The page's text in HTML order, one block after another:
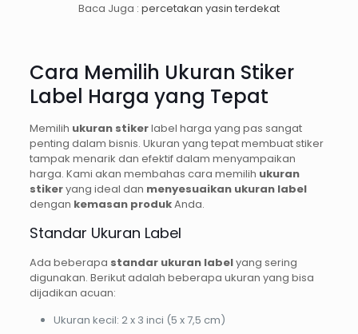
Baca Juga : percetakan yasin terdekat
Cara Memilih Ukuran Stiker
Label Harga yang Tepat
Memilih ukuran stikerlabel harga yang pas sangat
penting dalam bisnis. Ukuran yang tepat membuat stiker
tampak menarik dan efektif dalam menyampaikan
harga. Kami akan membahas cara memilih ukuran
stikeryang ideal dan menyesuaikan ukuran label
dengan kemasan produkAnda.
Standar Ukuran Label
Ada beberapa standar ukuran labelyang sering
digunakan. Berikut adalah beberapa ukuran yang bisa
dijadikan acuan:
Ukuran kecil: 2 x 3 inci (5 x 7,5 cm)